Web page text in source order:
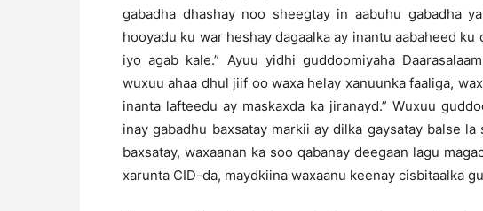
gabadha dhashay noo sheegtay in aabuhu gabadha
hooyadu ku war heshay dagaalka ay inantu aabaheed ku
iyo agab kale.” Ayuu yidhi guddoomiyaha
wuxuu ahaa dhul jiif oo waxa helay xanuunka faaliga,
inanta lafteedu ay maskaxda ka jiranayd.” Wuxuu
inay gabadhu baxsatay markii ay dilka gaysatay balse
baxsatay, waxaanan ka soo qabanay deegaan lagu
xarunta CID-da, maydkiina waxaanu keenay cisbitaalka